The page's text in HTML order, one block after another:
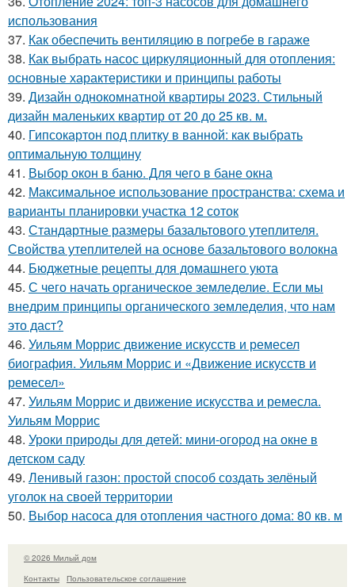
использования
37. Как обеспечить вентиляцию в погребе в гараже
38. Как выбрать насос циркуляционный для отопления:
основные характеристики и принципы работы
39. Дизайн однокомнатной квартиры 2023. Стильный
дизайн маленьких квартир от 20 до 25 кв. м.
40. Гипсокартон под плитку в ванной: как выбрать
оптимальную толщину
41. Выбор окон в баню. Для чего в бане окна
42. Максимальное использование пространства: схема и
варианты планировки участка 12 соток
43. Стандартные размеры базальтового утеплителя.
Свойства утеплителей на основе базальтового волокна
44. Бюджетные рецепты для домашнего уюта
45. С чего начать органическое земледелие. Если мы
внедрим принципы органического земледелия, что нам
это даст?
46. Уильям Моррис движение искусств и ремесел
биография. Уильям Моррис и «Движение искусств и
ремесел»
47. Уильям Моррис и движение искусства и ремесла.
Уильям Моррис
48. Уроки природы для детей: мини-огород на окне в
детском саду
49. Ленивый газон: простой способ создать зелёный
уголок на своей территории
50. Выбор насоса для отопления частного дома: 80 кв. м
© 2026 Милый дом
Контакты
Пользовательское соглашение